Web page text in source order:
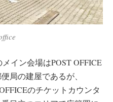
イン会場はPOST OFFICE
局の建屋であるが、
のチケットカウンタ